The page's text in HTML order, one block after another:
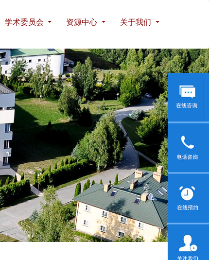
学术委员会 资源中心 关于我们